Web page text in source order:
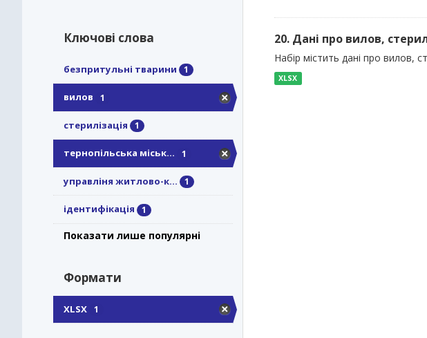
Ключові слова
безпритульні тварини 1
вилов 1
стерилізація 1
тернопільська міськ... 1
управліня житлово-к... 1
ідентифікація 1
Показати лише популярні
Формати
XLSX 1
20. Дані про вилов,
Набір містить дані про вилов,
XLSX